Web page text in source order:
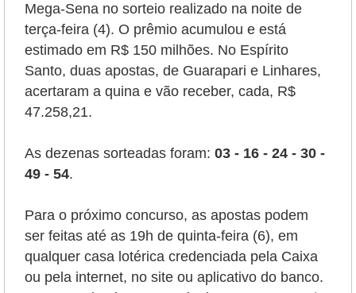
Mega-Sena no sorteio realizado na noite de
terça-feira (4). O prêmio acumulou e está
estimado em R$ 150 milhões. No Espírito
Santo, duas apostas, de Guarapari e Linhares,
acertaram a quina e vão receber, cada, R$
47.258,21.
As dezenas sorteadas foram: 03 - 16 - 24 - 30 -
49 - 54.
Para o próximo concurso, as apostas podem
ser feitas até as 19h de quinta-feira (6), em
qualquer casa lotérica credenciada pela Caixa
ou pela internet, no site ou aplicativo do banco.